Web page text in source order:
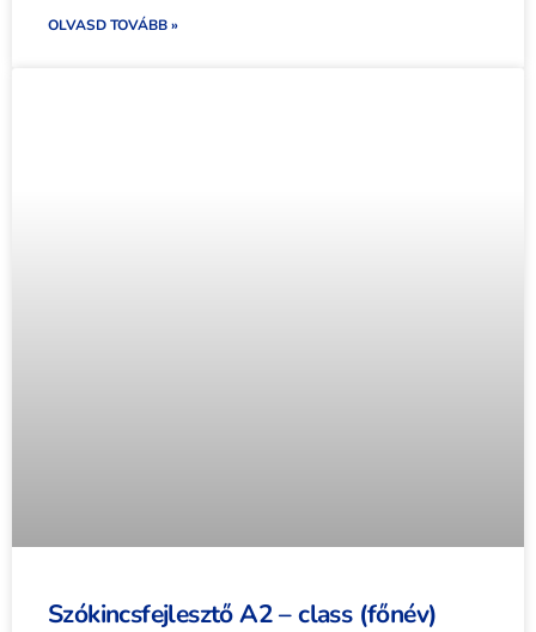
OLVASD TOVÁBB »
Szókincsfejlesztő A2 – class (főnév)